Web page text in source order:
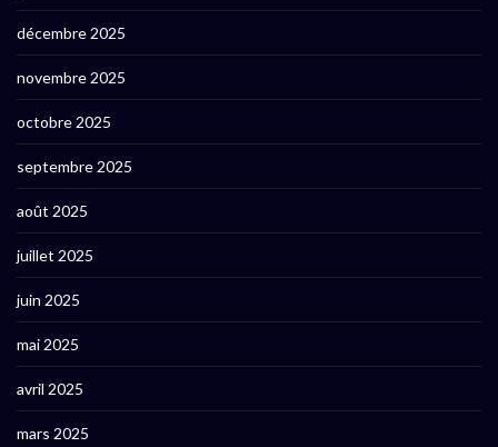
décembre 2025
novembre 2025
octobre 2025
septembre 2025
août 2025
juillet 2025
juin 2025
mai 2025
avril 2025
mars 2025